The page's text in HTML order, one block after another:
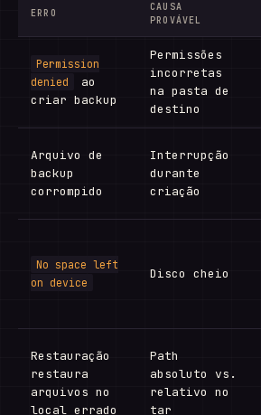
ERRO
CAUSA
PROVÁVEL
Permission
denied
ao
criar backup
Permissões
incorretas
na pasta de
destino
Arquivo de
backup
corrompido
Interrupção
durante
criação
No space left
on device
Disco cheio
Restauração
restaura
arquivos no
local errado
Path
absoluto vs.
relativo no
tar